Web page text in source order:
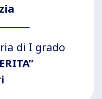
di I grado